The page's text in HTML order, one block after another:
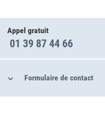
Appel gratuit
01 39 87 44 66
Formulaire de contact